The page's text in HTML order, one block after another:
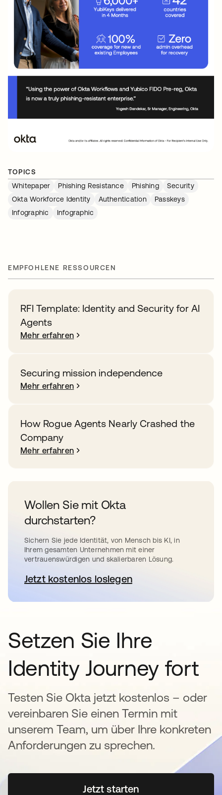
TOPICS
Whitepaper
Phishing Resistance Phishing
Security
Okta Workforce Identity
Authentication
Passkeys
Infographic
Infographic
EMPFOHLENE RESSOURCEN
RFI Template: Identity and Security for AI
Agents
Mehr erfahren
Securing mission independence
Mehr erfahren
How Rogue Agents Nearly Crashed the
Company
Mehr erfahren
Wollen Sie mit Okta
durchstarten?
Sichern Sie jede Identität, von Mensch bis KI, in
Ihrem gesamten Unternehmen mit einer
vertrauenswürdigen und skalierbaren Lösung.
Jetzt kostenlos loslegen
wird in einer neuen
Setzen Sie Ihre
Identity Journey fort
Testen Sie Okta jetzt kostenlos – oder
vereinbaren Sie einen Termin mit
unserem Team, um über Ihre konkreten
Anforderungen zu sprechen.
Jetzt startenwird in einer neuen